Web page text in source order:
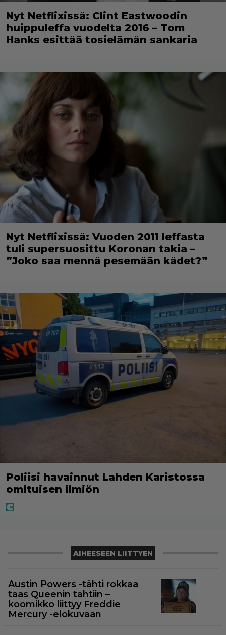
Nyt Netflixissä: Clint Eastwoodin
huippuleffa vuodelta 2016 – Tom
Hanks esittää tosielämän sankaria
Nyt Netflixissä: Vuoden 2011 leffasta
tuli supersuosittu Koronan takia –
”Joko saa mennä pesemään kädet?”
Poliisi havainnut Lahden Karistossa
omituisen ilmiön
AIHEESEEN LIITTYEN
Austin Powers -tähti rokkaa
taas Queenin tahtiin –
koomikko liittyy Freddie
Mercury -elokuvaan